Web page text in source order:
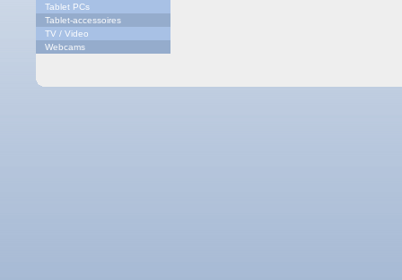
Tablet PCs
Tablet-accessoires
TV / Video
Webcams